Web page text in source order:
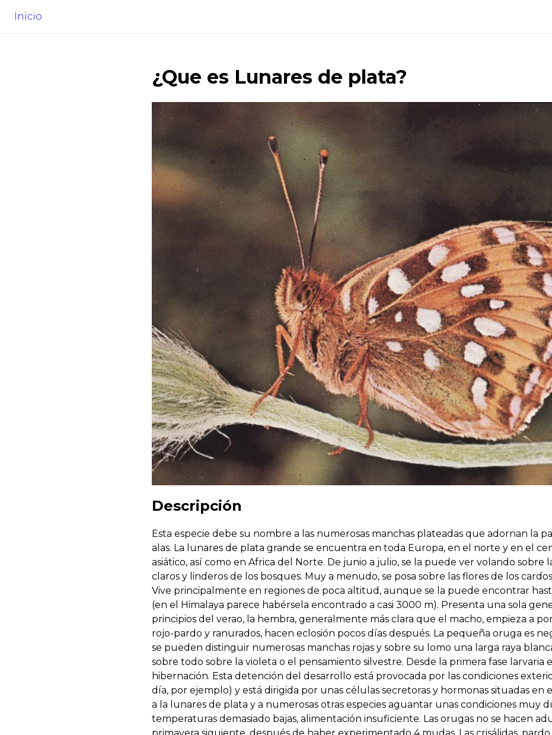
Inicio
¿Que es Lunares de plata?
Descripción
Esta especie debe su nombre a las numerosas manchas plateadas que adornan la
alas. La lunares de plata grande se encuentra en toda Europa, en el norte y en el
asiático, así como en Africa del Norte. De junio a julio, se la puede ver volando sobre
claros y linderos de los bosques. Muy a menudo, se posa sobre las flores de los
Vive principalmente en regiones de poca altitud, aunque se la puede encontrar
(en el Himalaya parece habérsela encontrado a casi 3000 m). Presenta una sola
principios del verao, la hembra, generalmente más clara que el macho, empieza a
rojo-pardo y ranurados, hacen eclosión pocos días después. La pequeña oruga es
se pueden distinguir numerosas manchas rojas y sobre su lomo una larga raya
sobre todo sobre la violeta o el pensamiento silvestre. Desde la primera fase larvaria
hibernación. Esta detención del desarrollo está provocada por las condiciones
día, por ejemplo) y está dirigida por unas células secretoras y hormonas situadas en
a la lunares de plata y a numerosas otras especies aguantar unas condiciones muy
temperaturas demasiado bajas, alimentación insuficiente. Las orugas no se hacen